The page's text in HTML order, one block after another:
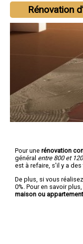
Rénovation
Pour une rénovation
général entre 800 et
est à refaire, s'il y a des
De plus, si vous
0%. Pour en savoir
maison ou appartement